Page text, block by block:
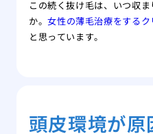
この続く抜け毛は、いつ収
か。女性の薄毛治療をするク
と思っています。
頭皮環境が